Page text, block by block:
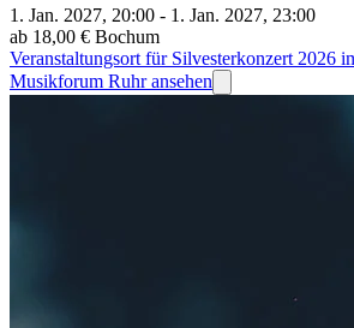
1. Jan. 2027, 20:00 - 1. Jan. 2027, 23:00
ab 18,00 € Bochum
Veranstaltungsort für Silvesterkonzert 2026
Musikforum Ruhr ansehen